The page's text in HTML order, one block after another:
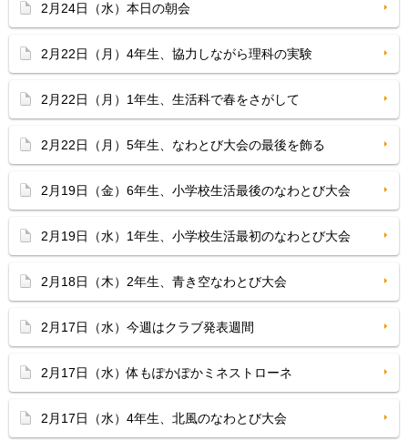
2月24日（水）本日の朝会
2月22日（月）4年生、協力しながら理科の実験
2月22日（月）1年生、生活科で春をさがして
2月22日（月）5年生、なわとび大会の最後を飾る
2月19日（金）6年生、小学校生活最後のなわとび大会
2月19日（水）1年生、小学校生活最初のなわとび大会
2月18日（木）2年生、青き空なわとび大会
2月17日（水）今週はクラブ発表週間
2月17日（水）体もぽかぽかミネストローネ
2月17日（水）4年生、北風のなわとび大会